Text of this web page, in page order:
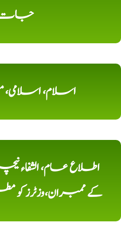
اسلام،
اطلاع عام، الشفاء
کے ممبران،وزٹرز کو